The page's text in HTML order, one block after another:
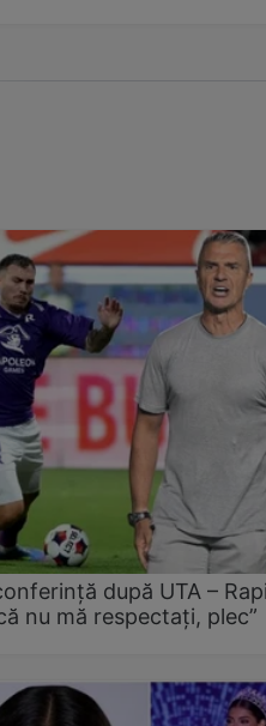
după UTA –
nu mă respectați, plec”